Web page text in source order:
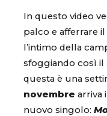
In questo video
palco e afferrare
l’intimo della
sfoggiando così il
questa è una
novembre arriva
nuovo singolo: